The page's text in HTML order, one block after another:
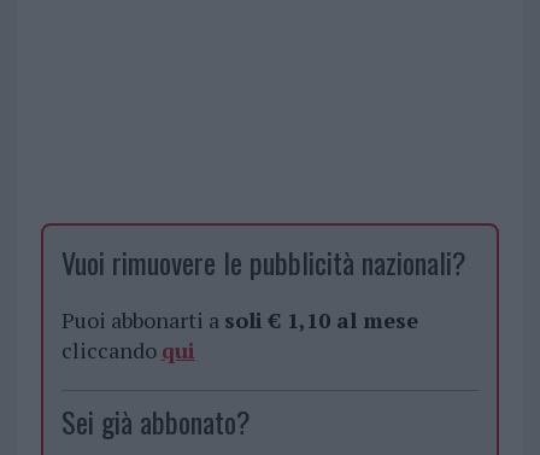
Vuoi rimuovere le pubblicità nazionali?
Puoi abbonarti a soli € 1,10 al mese
cliccando qui
Sei già abbonato?